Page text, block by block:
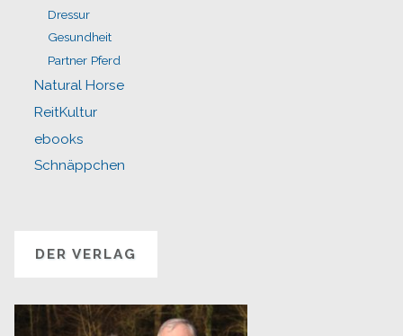
Dressur
Gesundheit
Partner Pferd
Natural Horse
ReitKultur
ebooks
Schnäppchen
DER VERLAG